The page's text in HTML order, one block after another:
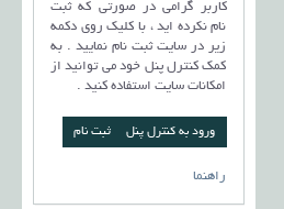
کاربر گرامی در صورتی که ثبت
نام نکرده اید ، با کلیک روی دکمه
زیر در سایت ثبت نام نمایید . به
کمک کنترل پنل خود می توانید از
امکانات سایت استفاده کنید .
ورود به کنترل پنل
راهنما